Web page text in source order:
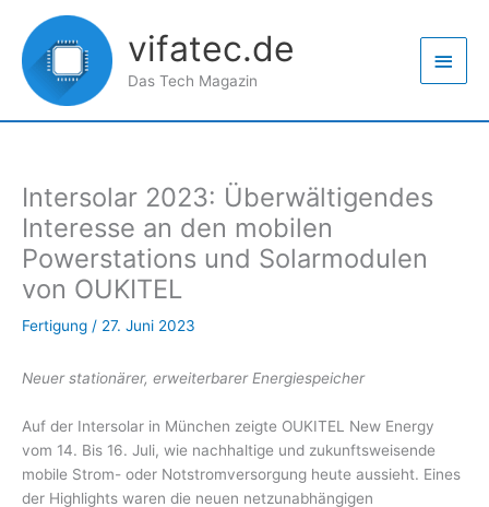
Inhalt
springen
vifatec.de
Das Tech Magazin
Intersolar 2023: Überwältigendes
Interesse an den mobilen
Powerstations und Solarmodulen
von OUKITEL
Fertigung / 27. Juni 2023
Neuer stationärer, erweiterbarer Energiespeicher
Auf der Intersolar in München zeigte OUKITEL New Energy
vom 14. Bis 16. Juli, wie nachhaltige und zukunftsweisende
mobile Strom- oder Notstromversorgung heute aussieht. Eines
der Highlights waren die neuen netzunabhängigen